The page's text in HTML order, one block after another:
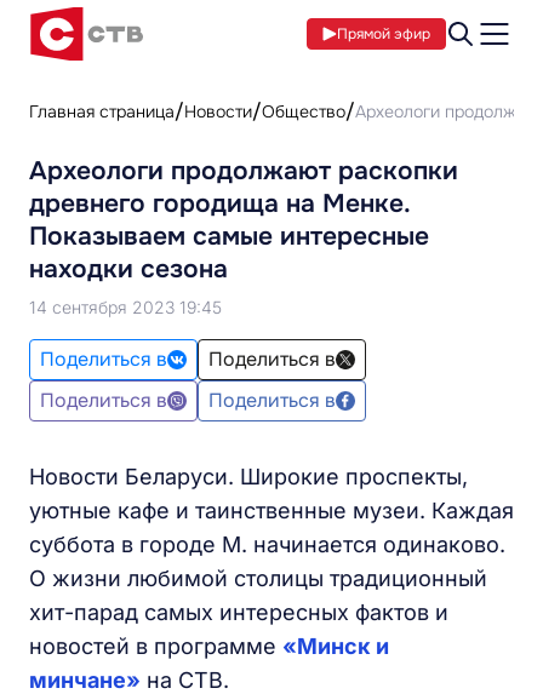
Прямой эфир
Главная страница Новости Общество Археологи
Археологи продолжают раскопки
древнего городища на Менке.
Показываем самые интересные
находки сезона
14 сентября 2023 19:45
Поделиться в
Поделиться в
Поделиться в
Поделиться в
Новости Беларуси. Широкие проспекты,
уютные кафе и таинственные музеи. Каждая
суббота в городе М. начинается одинаково.
О жизни любимой столицы традиционный
хит-парад самых интересных фактов и
новостей в программе «Минск и
минчане» на СТВ.